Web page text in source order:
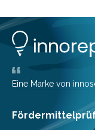
Lösungen
Konten auf einen
ihrem Online-
mit der sich
Eine Marke von